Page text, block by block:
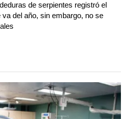
de serpientes registró el
del año, sin embargo, no se